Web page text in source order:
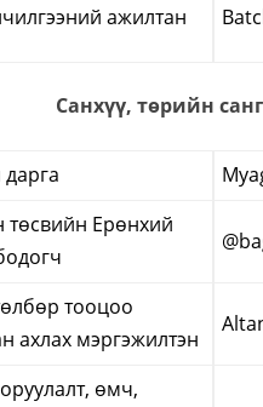
ажилтан
Санхүү, төрийн
төсвийн Ерөнхий
тооцоо
ахлах мэргэжилтэн
өмч,